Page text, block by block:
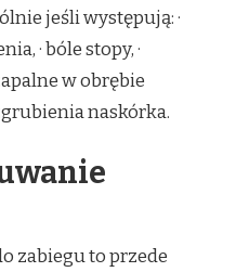
jeśli występują: ·
· bóle stopy, ·
w obrębie
naskórka.
zabiegu to przede